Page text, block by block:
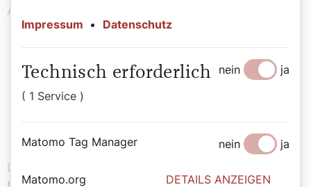
Andachtsbild.
Das Buch ist ein Versuch, das falsche
Bild, das viele von Heiligen haben, zu
Der Trend, erst vor wenigen Jahren verstorbene
Impressum • Datenschutz
Technisch erforderlich
( 1 Service )
nein ja
Matomo Tag Manager nein ja
Matomo.org DETAILS ANZEIGEN